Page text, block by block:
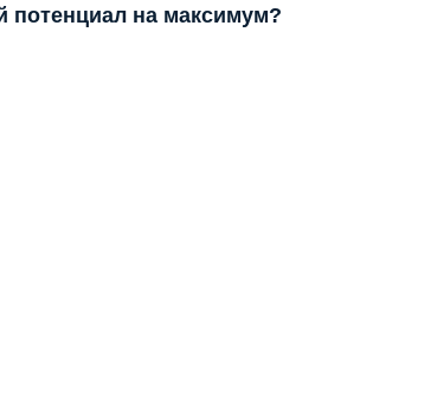
потенциал на максимум?